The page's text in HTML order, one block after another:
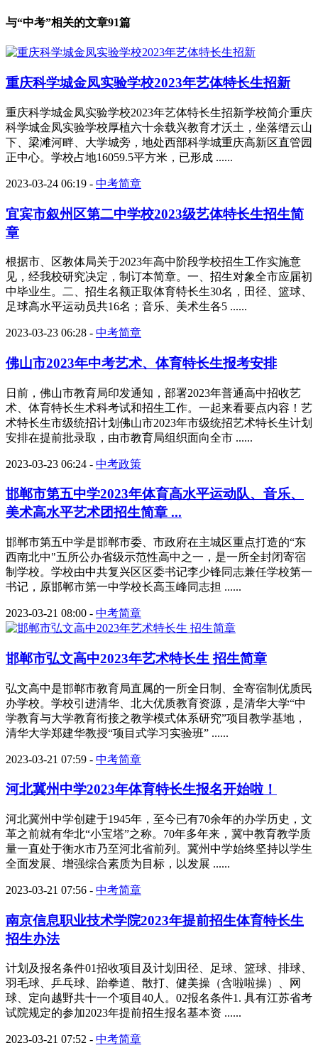
与“中考”相关的文章91篇
重庆科学城金凤实验学校2023年艺体特长生招新
重庆科学城金凤实验学校2023年艺体特长生招新学校简介重庆
科学城金凤实验学校厚植六十余载兴教育才沃土，坐落缙云山
下、梁滩河畔、大学城旁，地处西部科学城重庆高新区直管园
正中心。学校占地16059.5平方米，已形成 ......
2023-03-24 06:19 - 中考简章
宜宾市叙州区第二中学校2023级艺体特长生招生简
章
根据市、区教体局关于2023年高中阶段学校招生工作实施意
见，经我校研究决定，制订本简章。一、招生对象全市应届初
中毕业生。二、招生名额正取体育特长生30名，田径、篮球、
足球高水平运动员共16名；音乐、美术生各5 ......
2023-03-23 06:28 - 中考简章
佛山市2023年中考艺术、体育特长生报考安排
日前，佛山市教育局印发通知，部署2023年普通高中招收艺
术、体育特长生术科考试和招生工作。一起来看要点内容！艺
术特长生市级统招计划佛山市2023年市级统招艺术特长生计划
安排在提前批录取，由市教育局组织面向全市 ......
2023-03-23 06:24 - 中考政策
邯郸市第五中学2023年体育高水平运动队、音乐、
美术高水平艺术团招生简章 ...
邯郸市第五中学是邯郸市委、市政府在主城区重点打造的“东
西南北中"五所公办省级示范性高中之一，是一所全封闭寄宿
制学校。学校由中共复兴区区委书记李少锋同志兼任学校第一
书记，原邯郸市第一中学校长高玉峰同志担 ......
2023-03-21 08:00 - 中考简章
邯郸市弘文高中2023年艺术特长生 招生简章
弘文高中是邯郸市教育局直属的一所全日制、全寄宿制优质民
办学校。学校引进清华、北大优质教育资源，是清华大学“中
学教育与大学教育衔接之教学模式体系研究”项目教学基地，
清华大学郑建华教授“项目式学习实验班” ......
2023-03-21 07:59 - 中考简章
河北冀州中学2023年体育特长生报名开始啦！
河北冀州中学创建于1945年，至今已有70余年的办学历史，文
革之前就有华北“小宝塔”之称。70年多年来，冀中教育教学质
量一直处于衡水市乃至河北省前列。冀州中学始终坚持以学生
全面发展、增强综合素质为目标，以发展 ......
2023-03-21 07:56 - 中考简章
南京信息职业技术学院2023年提前招生体育特长生
招生办法
计划及报名条件01招收项目及计划田径、足球、篮球、排球、
羽毛球、乒乓球、跆拳道、散打、健美操（含啦啦操）、网
球、定向越野共十一个项目40人。02报名条件1. 具有江苏省考
试院规定的参加2023年提前招生报名基本资 ......
2023-03-21 07:52 - 中考简章